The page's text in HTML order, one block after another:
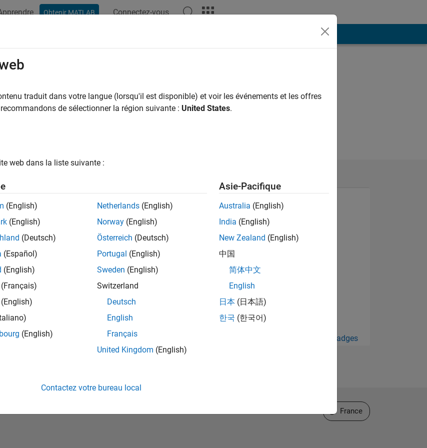
Obtenir MATLAB Connectez-vous
No Badges Earned
Afficher tout Badges
traduit dans votre langue (lorsqu'il est disponible) et voir les événements et les offres
de sélectionner la région suivante : United States.
web dans la liste suivante :
(English)
(English)
(Deutsch)
(Español)
(English)
(Français)
(English)
(English)
Netherlands (English)
Norway (English)
Österreich (Deutsch)
Portugal (English)
Sweden (English)
Switzerland
Deutsch
English
Français
United Kingdom (English)
Asie-Pacifique
Australia (English)
India (English)
New Zealand (English)
中国
简体中文
English
日本 (日本語)
한국 (한국어)
Contactez votre bureau local
Sélectionner un site web
France